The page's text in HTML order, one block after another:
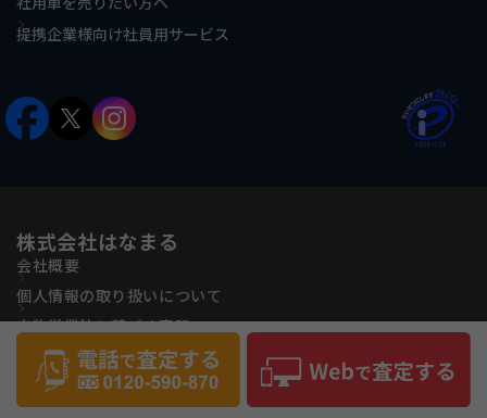
提携企業様向け社員用サービス
株式会社はなまる
会社概要
個人情報の取り扱いについて
古物営業法に基づく表記
反社会的勢力に対する基本方針
サイトマップ